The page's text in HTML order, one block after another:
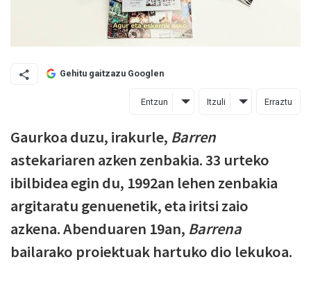
Gehitu gaitzazu Googlen
Entzun Itzuli Erraztu
Gaurkoa duzu, irakurle, Barren
astekariaren azken zenbakia. 33 urteko
ibilbidea egin du, 1992an lehen zenbakia
argitaratu genuenetik, eta iritsi zaio
azkena. Abenduaren 19an, Barrena
bailarako proiektuak hartuko dio lekukoa.